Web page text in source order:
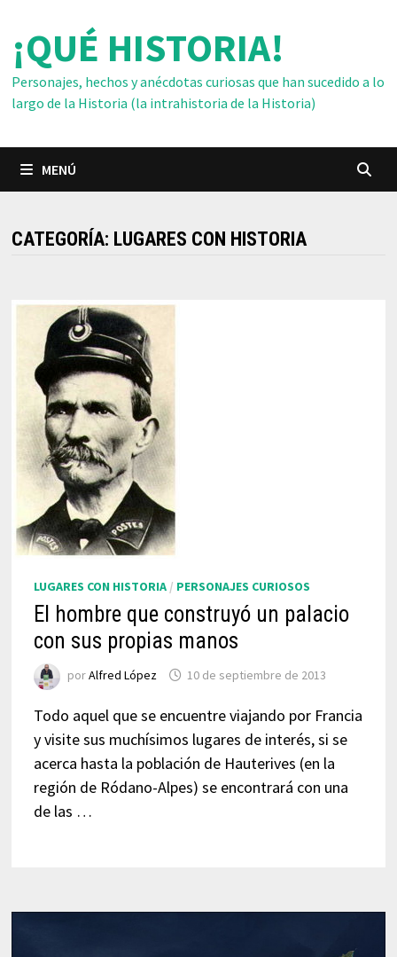
contenido
¡QUÉ HISTORIA!
Personajes, hechos y anécdotas curiosas que han sucedido a lo
largo de la Historia (la intrahistoria de la Historia)
MENÚ
CATEGORÍA: LUGARES CON HISTORIA
LUGARES CON HISTORIA/ PERSONAJES CURIOSOS
El hombre que construyó un palacio
con sus propias manos
porAlfred López 10 de septiembre de 2013
Todo aquel que se encuentre viajando por Francia
y visite sus muchísimos lugares de interés, si se
acerca hasta la población de Hauterives (en la
región de Ródano-Alpes) se encontrará con una
de las …